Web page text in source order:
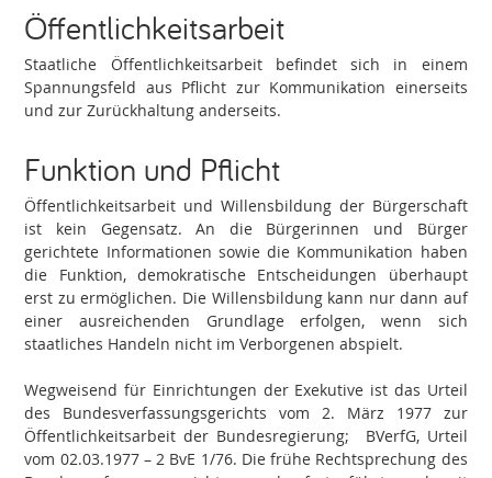
Öffentlichkeitsarbeit
Staatliche Öffentlichkeitsarbeit befindet sich in einem
Spannungsfeld aus Pflicht zur Kommunikation einerseits
und zur Zurückhaltung anderseits.
Funktion und Pflicht
Öffentlichkeitsarbeit und Willensbildung der Bürgerschaft
ist kein Gegensatz. An die Bürgerinnen und Bürger
gerichtete Informationen sowie die Kommunikation haben
die Funktion, demokratische Entscheidungen überhaupt
erst zu ermöglichen. Die Willensbildung kann nur dann auf
einer ausreichenden Grundlage erfolgen, wenn sich
staatliches Handeln nicht im Verborgenen abspielt.
Wegweisend für Einrichtungen der Exekutive ist das Urteil
des Bundesverfassungsgerichts vom 2. März 1977 zur
Öffentlichkeitsarbeit der Bundesregierung; BVerfG, Urteil
vom 02.03.1977 – 2 BvE 1/76. Die frühe Rechtsprechung des